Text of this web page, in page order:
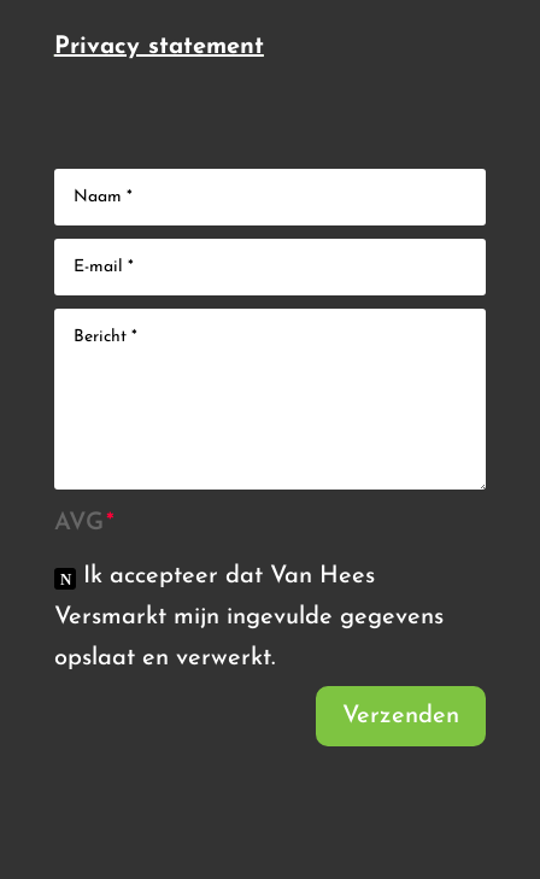
Privacy statement
AVG
Ik accepteer dat Van Hees
Versmarkt mijn ingevulde gegevens
opslaat en verwerkt.
Verzenden